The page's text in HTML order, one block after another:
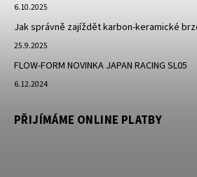
6.10.2025
Jak správně zajíždět karbon-keramické
25.9.2025
FLOW-FORM NOVINKA JAPAN RACING SL05
6.12.2024
PŘIJÍMÁME ONLINE PLATBY